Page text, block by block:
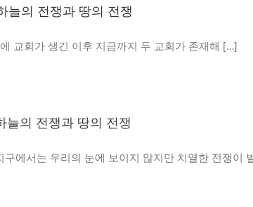
늘의 전쟁과 땅의 전쟁
교회가 생긴 이후 지금까지 두 교회가 존재해 […]
늘의 전쟁과 땅의 전쟁
구에서는 우리의 눈에 보이지 않지만 치열한 전쟁이